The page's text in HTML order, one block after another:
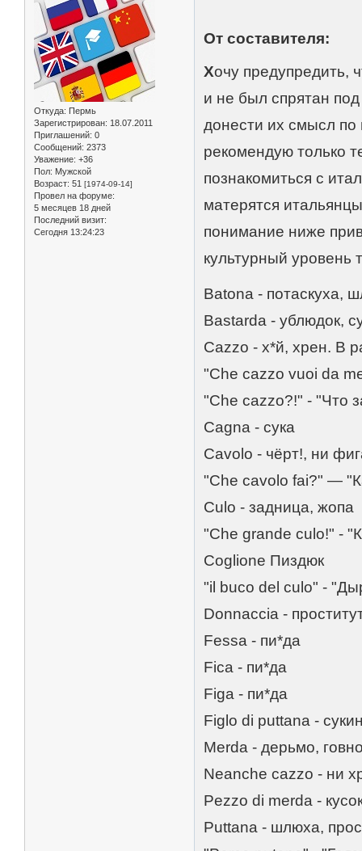
Откуда: Пермь
Зарегистрирован: 18.07.2011
Приглашений: 0
Сообщений: 2373
Уважение: +36
Пол: Мужской
Возраст: 51 [1974-09-14]
Провел на форуме:
5 месяцев 18 дней
Последний визит:
Сегодня 13:24:23
От составителя:
Хочу предупредить,
и не был спрятан
донести их смысл по
рекомендую только
познакомиться с
матерятся
понимание ниже
культурный уровень
Batona - потаскуха,
Bastarda - ублюдок,
Cazzo - х*й, хрен. В
"Che cazzo vuoi da
"Che cazzo?!" - "Что
Cagna - сука
Cavolo - чёрт!, ни
"Che cavolo fai?" —
Culo - задница, жопа
"Che grande culo!" -
Coglione Пиздюк
"il buco del culo" -
Donnaccia -
Fessa - пи*да
Fica - пи*да
Figa - пи*да
Figlo di puttana -
Merda - дерьмо,
Neanche cazzo - ни
Pezzo di merda -
Puttana - шлюха,